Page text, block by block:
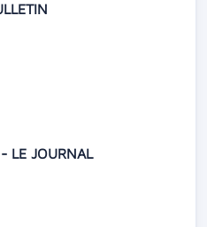
- LE JOURNAL